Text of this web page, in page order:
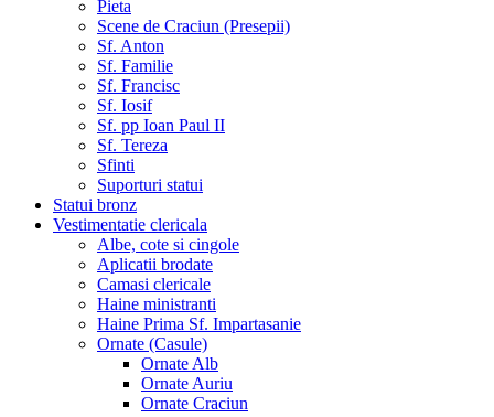
Pieta
Scene de Craciun (Presepii)
Sf. Anton
Sf. Familie
Sf. Francisc
Sf. Iosif
Sf. pp Ioan Paul II
Sf. Tereza
Sfinti
Suporturi statui
Statui bronz
Vestimentatie clericala
Albe, cote si cingole
Aplicatii brodate
Camasi clericale
Haine ministranti
Haine Prima Sf. Impartasanie
Ornate (Casule)
Ornate Alb
Ornate Auriu
Ornate Craciun